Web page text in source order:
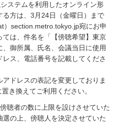
ステムを利用したオンライン形
方は、3月24日（金曜日）まで
）section.metro.tokyo.jp宛にお申
ては、件名を「【傍聴希望】東京
御所属、氏名、会議当日に使用
ス、電話番号を記載してくださ
ドレスの表記を変更しておりま
き換えてご利用ください。
聴者の数に上限を設けさせていた
の上、傍聴人を決定させていた